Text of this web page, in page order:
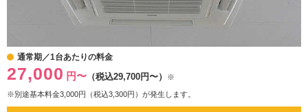
通常期／1台あたりの料金
27,000 円〜 （税込29,700円〜） ※
※別途基本料金3,000円（税込3,300円）が発生します。